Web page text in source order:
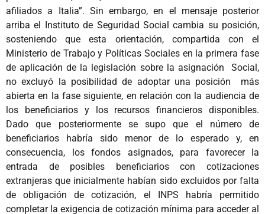
afiliados a Italia”. Sin embargo, en el mensaje posterior
arriba el Instituto de Seguridad Social cambia su posición,
sosteniendo que esta orientación, compartida con el
Ministerio de Trabajo y Políticas Sociales en la primera fase
de aplicación de la legislación sobre la asignación Social,
no excluyó la posibilidad de adoptar una posición más
abierta en la fase siguiente, en relación con la audiencia de
los beneficiarios y los recursos financieros disponibles.
Dado que posteriormente se supo que el número de
beneficiarios habría sido menor de lo esperado y, en
consecuencia, los fondos asignados, para favorecer la
entrada de posibles beneficiarios con cotizaciones
extranjeras que inicialmente habían sido excluidos por falta
de obligación de cotización, el INPS habría permitido
completar la exigencia de cotización mínima para acceder al